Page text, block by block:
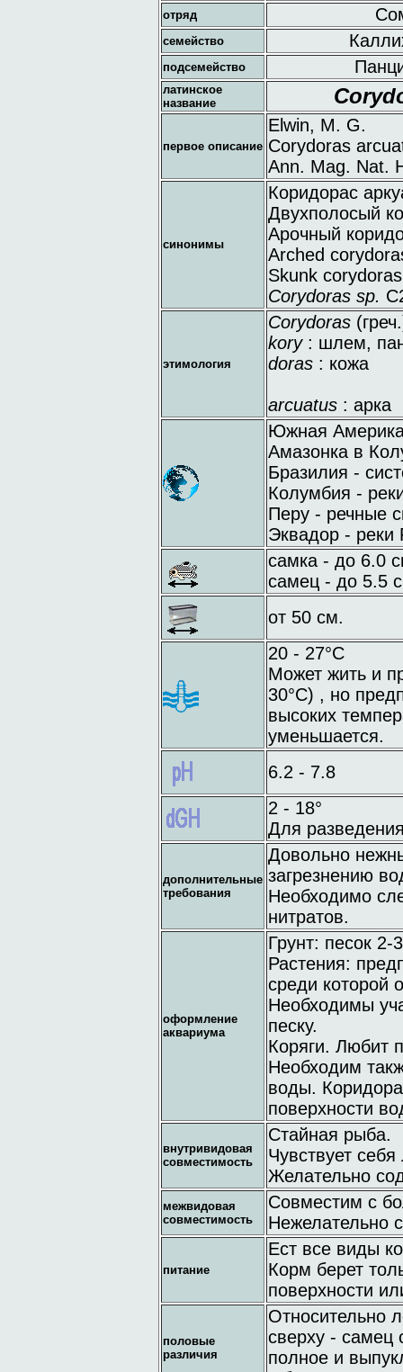
отряд
семейство
подсемейство
латинское
название
первое описание
Elwin, M. G.
Corydoras
Ann. Mag. Nat.
синонимы
Коридорас
Двухполосый
Арочный
Arched
Skunk corydoras
Corydoras sp.
этимология
Corydoras
kory : шлем,
doras : кожа
arcuatus : арка
Южная
Амазонка в
Бразилия -
Колумбия -
Перу - речные
Эквадор - реки
самка - до 6.0
самец - до 5.5
от 50 см.
20 - 27°C
Может жить и
30°C) , но
высоких
уменьшается.
6.2 - 7.8
2 - 18°
Для
дополнительные
требования
Довольно
загрезнению
Необходимо
нитратов.
оформление
аквариума
Грунт: песок
Растения:
среди которой
Необходимы
песку.
Коряги. Любит
Необходим
воды.
поверхности
внутривидовая
совместимость
Стайная рыба.
Чувствует
Желательно
межвидовая
совместимость
Совместим с
Нежелательно
питание
Ест все виды
Корм берет
поверхности
половые
различия
Относительно
сверху - самец
полное и